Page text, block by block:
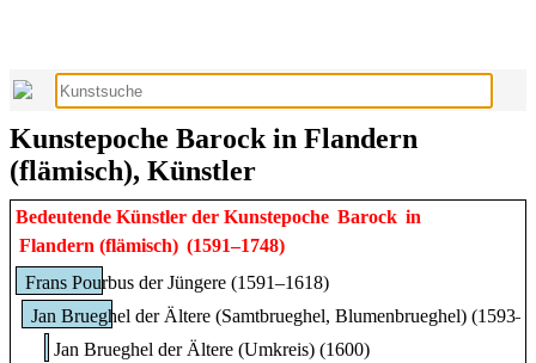
Kunstepoche Barock in Flandern
(flämisch), Künstler
Bedeutende Künstler der Kunstepoche Barock in
Flandern (flämisch) (1591–1748)
Frans Pourbus der Jüngere (1591–1618)
Jan Brueghel der Ältere (Samtbrueghel, Blumenbrueghel)
Jan Brueghel der Ältere (Umkreis) (1600)